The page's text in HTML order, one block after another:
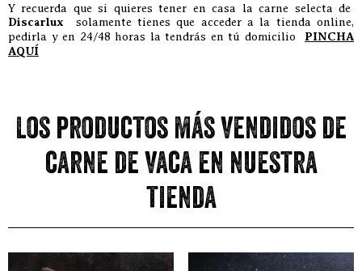
Y recuerda que si quieres tener en casa la carne selecta de
Discarlux solamente tienes que acceder a la tienda online,
pedirla y en 24/48 horas la tendrás en tú domicilio PINCHA
AQUÍ
Los productos más vendidos de
carne de vaca en nuestra
tienda